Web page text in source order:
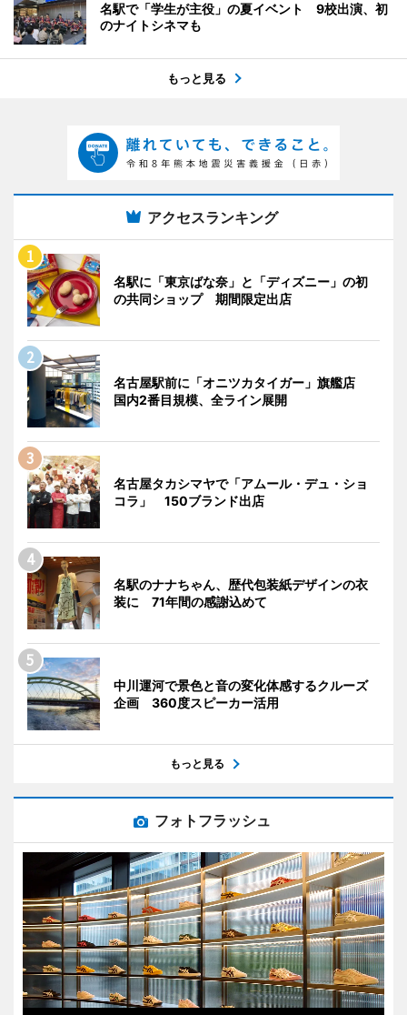
名駅で「学生が主役」の夏イベント 9校出演、初
のナイトシネマも
もっと見る
アクセスランキング
名駅に「東京ばな奈」と「ディズニー」の初
の共同ショップ 期間限定出店
名古屋駅前に「オニツカタイガー」旗艦店
国内2番目規模、全ライン展開
名古屋タカシマヤで「アムール・デュ・ショ
コラ」 150ブランド出店
名駅のナナちゃん、歴代包装紙デザインの衣
装に 71年間の感謝込めて
中川運河で景色と音の変化体感するクルーズ
企画 360度スピーカー活用
もっと見る
フォトフラッシュ